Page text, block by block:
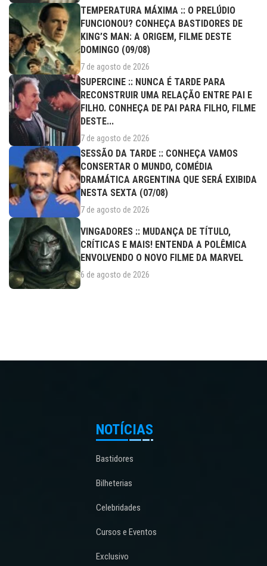
TEMPERATURA MÁXIMA :: O PRELÚDIO
FUNCIONOU? CONHEÇA BASTIDORES DE
KING’S MAN: A ORIGEM, FILME DESTE
DOMINGO (09/08)
7 de agosto de 2026
SUPERCINE :: NUNCA É TARDE PARA
RECONSTRUIR UMA RELAÇÃO ENTRE PAI E
FILHO. CONHEÇA DE PAI PARA FILHO, FILME
DESTE...
7 de agosto de 2026
SESSÃO DA TARDE :: CONHEÇA VAMOS
CONSERTAR O MUNDO, COMÉDIA
DRAMÁTICA ARGENTINA QUE SERÁ EXIBIDA
NESTA SEXTA (07/08)
7 de agosto de 2026
VINGADORES :: MUDANÇA DE TÍTULO,
CRÍTICAS E MAIS! ENTENDA A POLÊMICA
ENVOLVENDO O NOVO FILME DA MARVEL
6 de agosto de 2026
NOTÍCIAS
Bastidores
Bilheterias
Celebridades
Cursos e Eventos
Exclusivo